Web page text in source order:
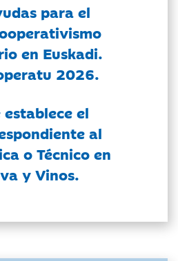
para el
en Euskadi.
2026.
establece el
al
o Técnico en
y Vinos.